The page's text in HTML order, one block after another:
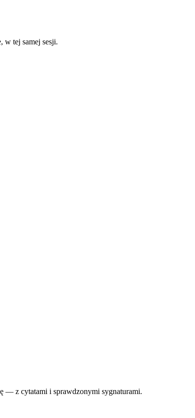
tej samej sesji.
— z cytatami i sprawdzonymi sygnaturami.